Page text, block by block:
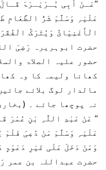
’’عَـنْ أَبِی ہُـرَیْـرَۃَ
عَلَیْہِ وَسَلَّمَ شَرُّ الطَّعَامِ
الْأَغْنِیَائُ وَیُتْرَکُ
حضرت ابوہریرہ رَضِیَ
حضور علیہ الصلاۃ
کھانا ولیمہ کا وہ
مالدار لوگ بلائے
نہ پوچھا جائے ۔
’’ عَنْ عَبْدِ اللَّہِ بْنِ عُمَرَ
عَلَیْہِ وَسَلَّمَ مَنْ دُعِیَ فَلَمْ
وَمَنْ دَخَلَ عَلَی غَیْرِ دَعْوَۃٍ
حضرت عبداللہ بن عمر